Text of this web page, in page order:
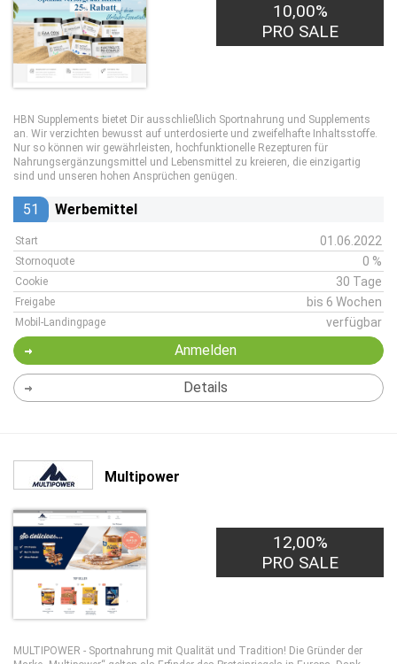
10,00%
PRO SALE
HBN Supplements bietet Dir ausschließlich Sportnahrung und Supplements
an. Wir verzichten bewusst auf unterdosierte und zweifelhafte Inhaltsstoffe.
Nur so können wir gewährleisten, hochfunktionelle Rezepturen für
Nahrungsergänzungsmittel und Lebensmittel zu kreieren, die einzigartig
sind und unseren hohen Ansprüchen genügen.
51 Werbemittel
Start 01.06.2022
Stornoquote 0 %
Cookie 30 Tage
Freigabe bis 6 Wochen
Mobil-Landingpage verfügbar
Anmelden
Details
Multipower
12,00%
PRO SALE
MULTIPOWER - Sportnahrung mit Qualität und Tradition! Die Gründer der